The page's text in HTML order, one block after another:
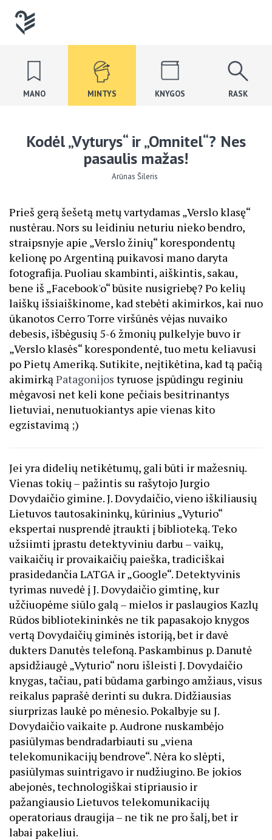
MANO MINTYS KNYGOS RASK
Kodėl „Vyturys“ ir „Omnitel“? Nes
pasaulis mažas!
Arūnas Šileris
Prieš gerą šešetą metų vartydamas „Verslo klasę“
nustėrau. Nors su leidiniu neturiu nieko bendro,
straipsnyje apie „Verslo žinių“ korespondentų
kelionę po Argentiną puikavosi mano daryta
fotografija. Puoliau skambinti, aiškintis, sakau,
bene iš „Facebook'o“ būsite nusigriebę? Po kelių
laiškų išsiaiškinome, kad stebėti akimirkos, kai nuo
ūkanotos Cerro Torre viršūnės vėjas nuvaiko
debesis, išbėgusių 5-6 žmonių pulkelyje buvo ir
„Verslo klasės“ korespondentė, tuo metu keliavusi
po Pietų Ameriką. Sutikite, neįtikėtina, kad tą pačią
akimirkąPatagonijos tyruose įspūdingu reginiu
mėgavosi net keli kone pečiais besitrinantys
lietuviai, nenutuokiantys apie vienas kito
egzistavimą ;)
Jei yra didelių netikėtumų, gali būti ir mažesnių.
Vienas tokių – pažintis su rašytojo Jurgio
Dovydaičio gimine. J. Dovydaičio, vieno iškiliausių
Lietuvos tautosakininkų, kūrinius „Vyturio“
ekspertai nusprendė įtraukti į biblioteką. Teko
užsiimti įprastu detektyviniu darbu – vaikų,
vaikaičių ir provaikaičių paieška, tradiciškai
prasidedančia LATGA ir „Google“. Detektyvinis
tyrimas nuvedė į J. Dovydaičio gimtinę, kur
užčiuopėme siūlo galą – mielos ir paslaugios Kazlų
Rūdos bibliotekininkės ne tik papasakojo knygos
vertą Dovydaičių giminės istoriją, bet ir davė
dukters Danutės telefoną. Paskambinus p. Danutė
apsidžiaugė „Vyturio“ noru išleisti J. Dovydaičio
knygas, tačiau, pati būdama garbingo amžiaus, visus
reikalus paprašė derinti su dukra. Didžiausias
siurprizas laukė po mėnesio. Pokalbyje su J.
Dovydaičio vaikaite p. Audrone nuskambėjo
pasiūlymas bendradarbiauti su „viena
telekomunikacijų bendrove“. Nėra ko slėpti,
pasiūlymas suintrigavo ir nudžiugino. Be jokios
abejonės, technologiškai stipriausio ir
pažangiausio Lietuvos telekomunikacijų
operatoriaus draugija – ne tik ne pro šalį, bet ir
labai pakeliui.